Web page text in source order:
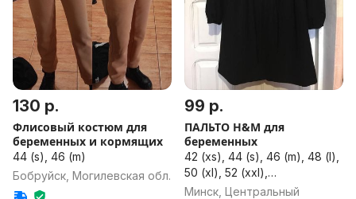
130 р.
Флисовый костюм для
беременных и кормящих
44 (s), 46 (m)
Бобруйск, Могилевская обл.
99 р.
ПАЛЬТО H&M для
беременных
42 (xs), 44 (s), 46 (m), 48 (l),
50 (xl), 52 (xxl),
универсальный размер
Минск, Центральный